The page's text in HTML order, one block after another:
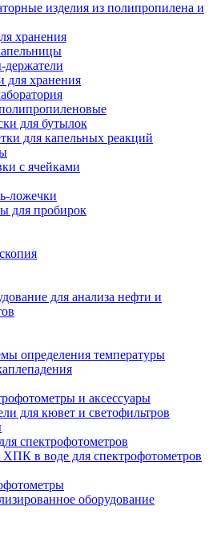
изделия из полипропилена и
хранения
для хранения
для бутылок
для капельных реакций
с ячейками
ложечки
для пробирок
для анализа нефти и
определения температуры
и аксессуары
для кювет и светофильтров
спектрофотометров
в воде для спектрофотометров
оборудование